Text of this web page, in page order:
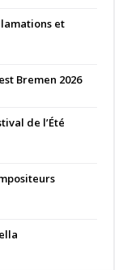
et
Bremen 2026
de l’Été